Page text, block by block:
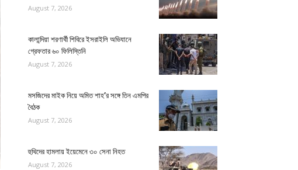
August 7, 2026
কালান্দিয়া শরণার্থী শিবিরে ইসরাইলি অভিযানে
গ্রেফতার ৬০ ফিলিস্তিনি
August 7, 2026
মসজিদের মাইক নিয়ে অমিত শাহ’র সঙ্গে তিন এমপির
বৈঠক
August 7, 2026
হুথিদের হামলায় ইয়েমেনে ৩০ সেনা নিহত
August 7, 2026